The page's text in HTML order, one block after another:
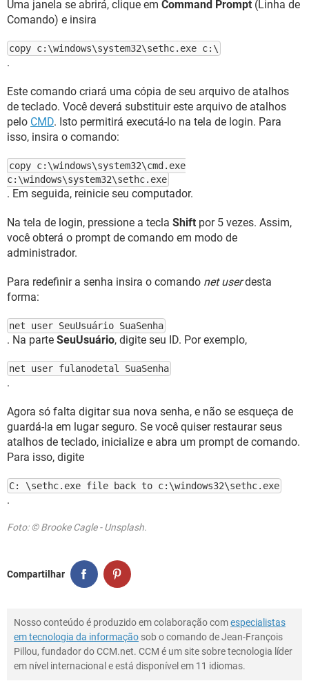
Uma janela se abrirá, clique em Command Prompt (Linha de
Comando) e insira
copy c:\windows\system32\sethc.exe c:\
.
Este comando criará uma cópia de seu arquivo de atalhos
de teclado. Você deverá substituir este arquivo de atalhos
pelo CMD. Isto permitirá executá-lo na tela de login. Para
isso, insira o comando:
copy c:\windows\system32\cmd.exe
c:\windows\system32\sethc.exe
. Em seguida, reinicie seu computador.
Na tela de login, pressione a tecla Shift por 5 vezes. Assim,
você obterá o prompt de comando em modo de
administrador.
Para redefinir a senha insira o comando net userdesta
forma:
net user SeuUsuário SuaSenha
. Na parte SeuUsuário, digite seu ID. Por exemplo,
net user fulanodetal SuaSenha
.
Agora só falta digitar sua nova senha, e não se esqueça de
guardá-la em lugar seguro. Se você quiser restaurar seus
atalhos de teclado, inicialize e abra um prompt de comando.
Para isso, digite
C: \sethc.exe file back to c:\windows32\sethc.exe
.
Foto: © Brooke Cagle - Unsplash.
Compartilhar
Nosso conteúdo é produzido em colaboração comespecialistas
em tecnologia da informação sob o comando de Jean-François
Pillou, fundador do CCM.net. CCM é um site sobre tecnologia líder
em nível internacional e está disponível em 11 idiomas.